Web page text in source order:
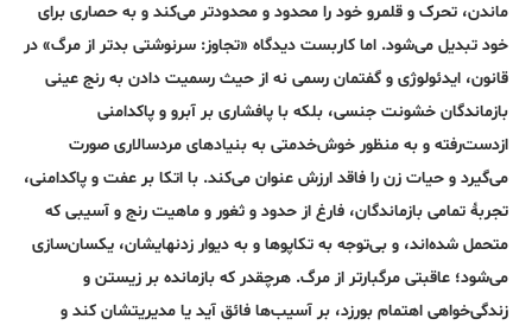
ماندن، تحرک و قلمرو خود را محدود و محدودتر می‌کند و به حصاری برای
خود تبدیل می‌شود. اما کاربست دیدگاه «تجاوز: سرنوشتی بدتر از مرگ» در
قانون، ایدئولوژی و گفتمان رسمی نه از حیث رسمیت ‌دادن به رنج عینی
بازماندگان خشونت جنسی، بلکه با پافشاری بر آبرو و پاکدامنی
از‌دست‌رفته و به منظور خوش‌خدمتی به بنیادهای مردسالاری صورت
می‌گیرد و حیات زن را فاقد ارزش عنوان می‌کند. با اتکا بر عفت و پاکدامنی،
تجربۀ تمامی بازماندگان، فارغ از حدود و ثغور و ماهیت رنج و آسیبی که
متحمل شده‌اند، و بی‌توجه به تکاپوها و به دیوار زدن‎هایشان، یکسان‌‌سازی
می‌شود؛ عاقبتی مرگبارتر از مرگ. هرچقدر که بازمانده بر زیستن و
زندگی‌خواهی اهتمام بورزد، بر آسیب‌ها فائق آید یا مدیریتشان کند و